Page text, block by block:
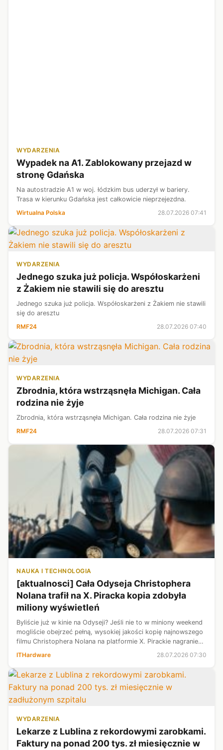
WYDARZENIA
Wypadek na A1. Zablokowany przejazd w
stronę Gdańska
Na autostradzie A1 w woj. łódzkim bus uderzył w bariery.
Trasa w kierunku Gdańska jest całkowicie nieprzejezdna.
Wirtualna Polska
28.07.2026 07:41
WYDARZENIA
Jednego szuka już policja. Współoskarżeni
z Żakiem nie stawili się do aresztu
Jednego szuka już policja. Współoskarżeni z Żakiem nie stawili
się do aresztu
RMF24
28.07.2026 07:40
WYDARZENIA
Zbrodnia, która wstrząsnęła Michigan. Cała
rodzina nie żyje
Zbrodnia, która wstrząsnęła Michigan. Cała rodzina nie żyje
RMF24
28.07.2026 07:31
NAUKA I TECHNOLOGIA
[aktualnosci] Cała Odyseja Christophera
Nolana trafił na X. Piracka kopia zdobyła
miliony wyświetleń
Byliście już w kinie na Odyseji? Jeśli nie to w miniony weekend
mogliście obejrzeć pełną, wysokiej jakości kopię najnowszego
filmu Christophera Nolana na platformie X. Pirackie nagranie
zdołało zgromadzić ponad 2 mln wyświetleń w zaledwie około
ITHardware 28.07.2026 07:30
WYDARZENIA
Lekarze z Lublina z rekordowymi zarobkami.
Faktury na ponad 200 tys. zł miesięcznie w